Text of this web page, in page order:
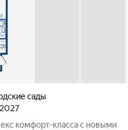
сады
2027
комфoрт-клaсcа c новыми